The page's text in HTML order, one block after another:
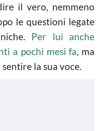
il vero, nemmeno
le questioni legate
Per lui anche
a pochi mesi fa, ma
la sua voce.